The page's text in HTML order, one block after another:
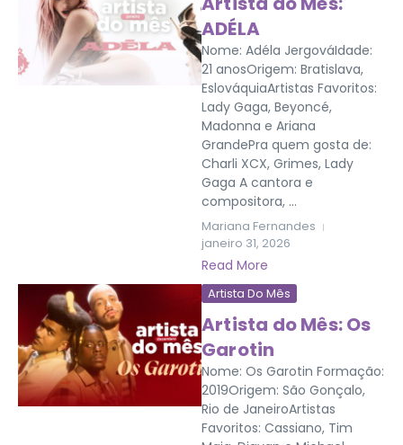
ADÉLA
Nome: Adéla JergováIdade:
21 anosOrigem: Bratislava,
EslováquiaArtistas Favoritos:
Lady Gaga, Beyoncé,
Madonna e Ariana
GrandePra quem gosta de:
Charli XCX, Grimes, Lady
Gaga A cantora e
compositora, ...
Mariana Fernandes
janeiro 31, 2026
Read More
Artista Do Mês
Artista do Mês: Os
Garotin
Nome: Os Garotin Formação:
2019Origem: São Gonçalo,
Rio de JaneiroArtistas
Favoritos: Cassiano, Tim